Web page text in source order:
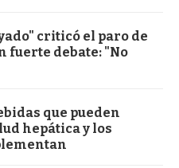
criticó el paro de
fuerte debate: "No
que pueden
hepática y los